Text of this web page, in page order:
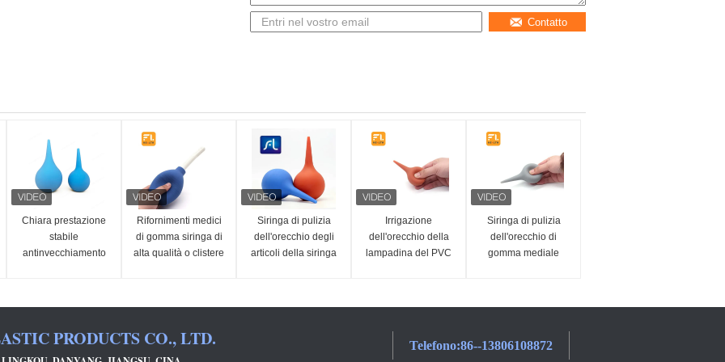
Contatto
Chiara prestazione
stabile
antinvecchiamento
PVC
Rifornimenti medici
di gomma siringa di
alta qualità o clistere
Siringa di pulizia
dell'orecchio degli
articoli della siringa
Irrigazione
dell'orecchio della
lampadina del PVC
Syringing
Siringa di pulizia
dell'orecchio di
gomma mediale
PRODUCTS CO., LTD. Telefono:86--13806108872